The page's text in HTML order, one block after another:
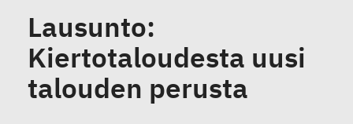
Lausunto:
Kiertotaloudesta uusi
talouden perusta